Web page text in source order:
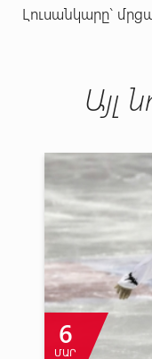
Լուսանկարը`
Այլ
6
ՄԱՐ